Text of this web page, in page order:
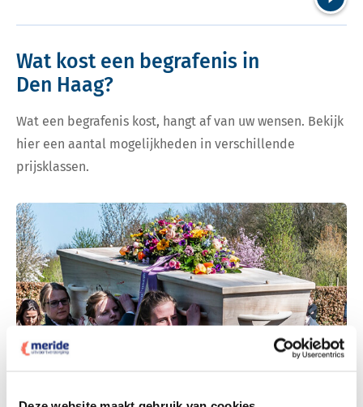
Wat kost een begrafenis in
Den Haag?
Wat een begrafenis kost, hangt af van uw wensen. Bekijk
hier een aantal mogelijkheden in verschillende
prijsklassen.
Bekijk tarieven voor begrafenis